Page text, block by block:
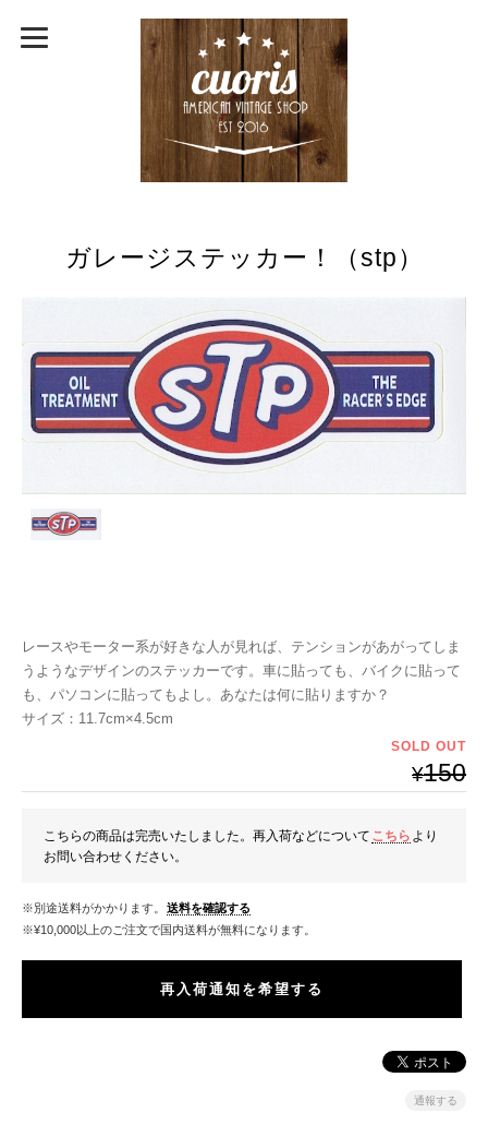
ガレージステッカー！（stp）
レースやモーター系が好きな人が見れば、テンションがあがってしま
うようなデザインのステッカーです。車に貼っても、バイクに貼って
も、パソコンに貼ってもよし。あなたは何に貼りますか？
サイズ：11.7cm×4.5cm
SOLD OUT
¥150
こちらの商品は完売いたしました。再入荷などについて こちら より
お問い合わせください。
※別途送料がかかります。 送料を確認する
※¥10,000以上のご注文で国内送料が無料になります。
再入荷通知を希望する
通報する